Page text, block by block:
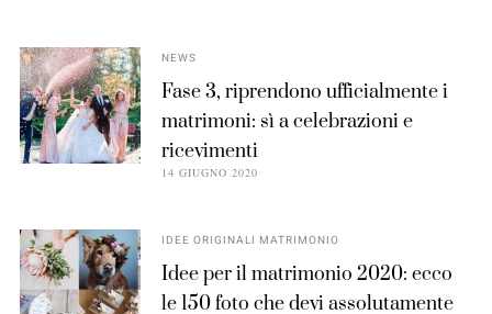
NEWS
Fase 3, riprendono ufficialmente i
matrimoni: sì a celebrazioni e
ricevimenti
14 GIUGNO 2020
IDEE ORIGINALI MATRIMONIO
Idee per il matrimonio 2020: ecco
le 150 foto che devi assolutamente